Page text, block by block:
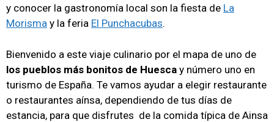
y conocer la gastronomía local son la fiesta de La
Morisma y la feria El Punchacubas.
Bienvenido a este viaje culinario por el mapa de uno de
los pueblos más bonitos de Huesca y número uno en
turismo de España. Te vamos ayudar a elegir restaurante
o restaurantes aínsa, dependiendo de tus días de
estancia, para que disfrutes de la comida típica de Ainsa